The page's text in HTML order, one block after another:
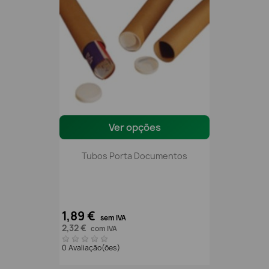
Ver opções
Tubos Porta Documentos
1,89 € sem IVA
2,32 € com IVA
0 Avaliação(ões)